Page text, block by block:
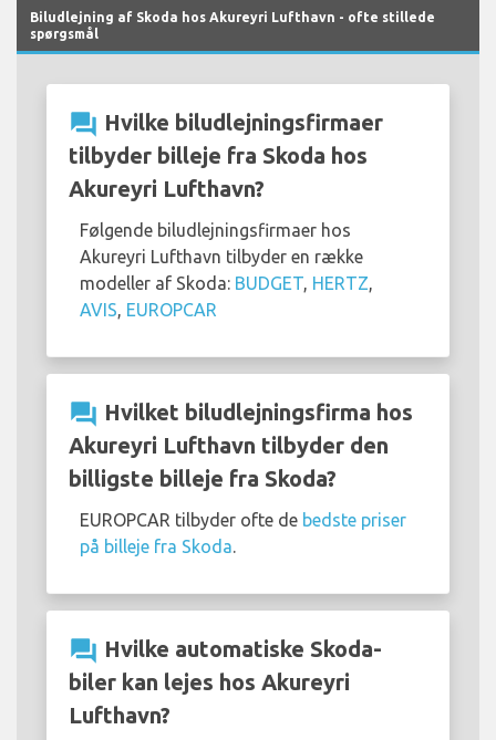
Biludlejning af Skoda hos Akureyri Lufthavn - ofte stillede
spørgsmål
question_answer Hvilke biludlejningsfirmaer
tilbyder billeje fra Skoda hos
Akureyri Lufthavn?
Følgende biludlejningsfirmaer hos
Akureyri Lufthavn tilbyder en række
modeller af Skoda: BUDGET, HERTZ,
AVIS, EUROPCAR
question_answer Hvilket biludlejningsfirma hos
Akureyri Lufthavn tilbyder den
billigste billeje fra Skoda?
EUROPCAR tilbyder ofte de bedste priser
på billeje fra Skoda.
question_answer Hvilke automatiske Skoda-
biler kan lejes hos Akureyri
Lufthavn?